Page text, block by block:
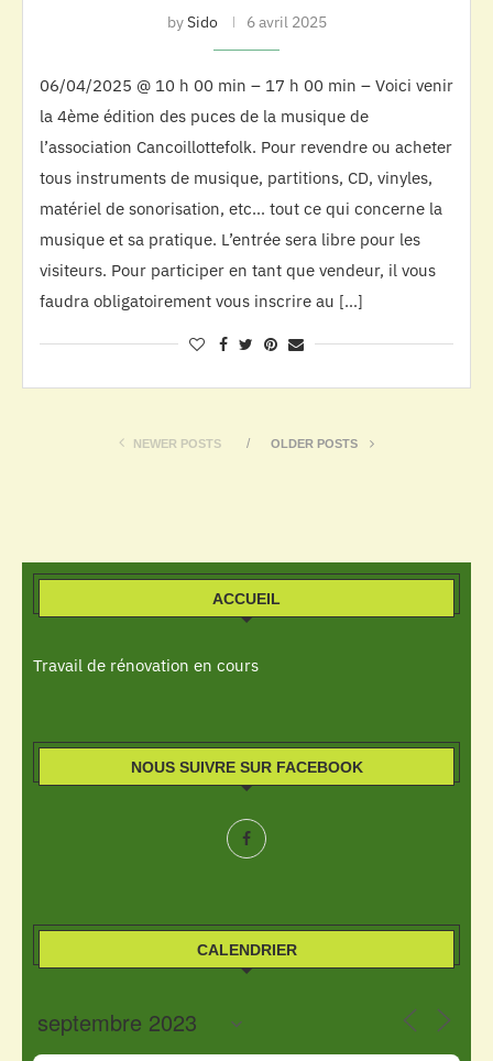
bySido 6 avril 2025
06/04/2025 @ 10 h 00 min – 17 h 00 min – Voici venir
la 4ème édition des puces de la musique de
l’association Cancoillottefolk. Pour revendre ou acheter
tous instruments de musique, partitions, CD, vinyles,
matériel de sonorisation, etc… tout ce qui concerne la
musique et sa pratique. L’entrée sera libre pour les
visiteurs. Pour participer en tant que vendeur, il vous
faudra obligatoirement vous inscrire au […]
NEWER POSTS OLDER POSTS
ACCUEIL
Travail de rénovation en cours
NOUS SUIVRE SUR FACEBOOK
CALENDRIER